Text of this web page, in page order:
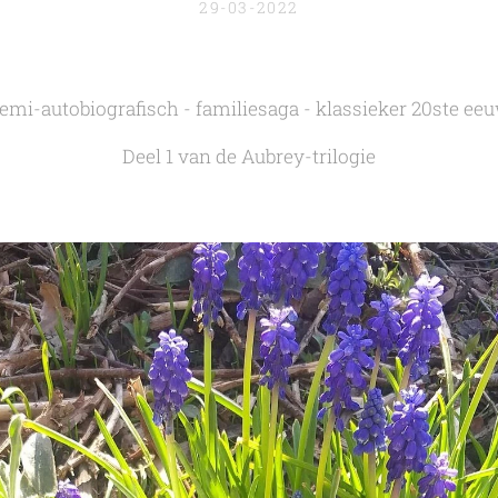
29-03-2022
autobiografisch - familiesaga - klassieker 20ste
Deel 1 van de Aubrey-trilogie